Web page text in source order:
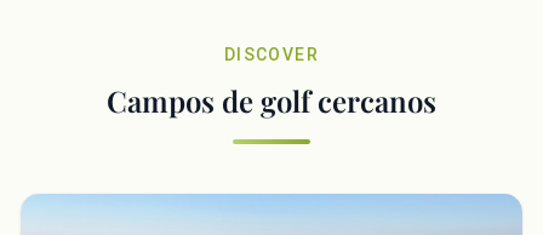
DISCOVER
Campos de golf cercanos